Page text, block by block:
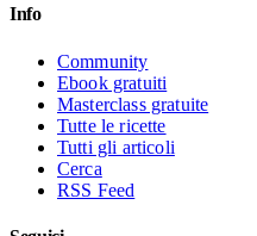
Info
Community
Ebook gratuiti
Masterclass gratuite
Tutte le ricette
Tutti gli articoli
Cerca
RSS Feed